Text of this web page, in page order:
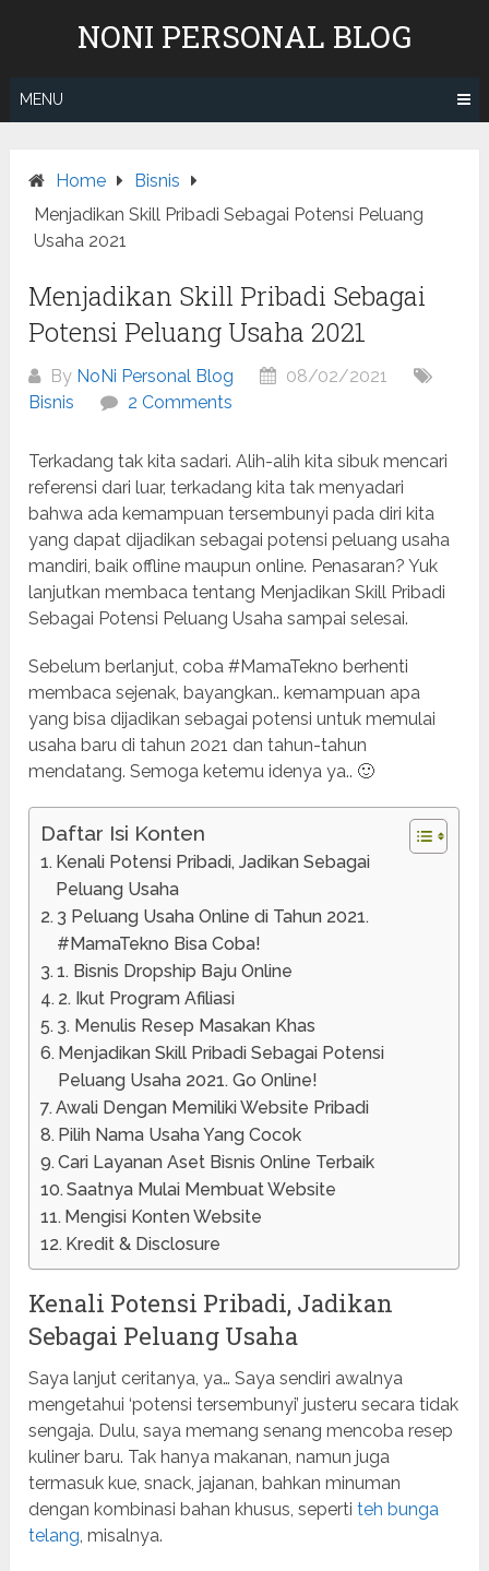
NONI PERSONAL BLOG
MENU
Home
Bisnis
Menjadikan Skill Pribadi Sebagai Potensi Peluang
Usaha 2021
Menjadikan Skill Pribadi Sebagai
Potensi Peluang Usaha 2021
By NoNi Personal Blog
08/02/2021
Bisnis
2 Comments
Terkadang tak kita sadari. Alih-alih kita sibuk mencari
referensi dari luar, terkadang kita tak menyadari
bahwa ada kemampuan tersembunyi pada diri kita
yang dapat dijadikan sebagai potensi peluang usaha
mandiri, baik offline maupun online. Penasaran? Yuk
lanjutkan membaca tentang Menjadikan Skill Pribadi
Sebagai Potensi Peluang Usaha sampai selesai.
Sebelum berlanjut, coba #MamaTekno berhenti
membaca sejenak, bayangkan.. kemampuan apa
yang bisa dijadikan sebagai potensi untuk memulai
usaha baru di tahun 2021 dan tahun-tahun
mendatang. Semoga ketemu idenya ya.. 🙂
Daftar Isi Konten
Kenali Potensi Pribadi, Jadikan Sebagai
Peluang Usaha
3 Peluang Usaha Online di Tahun 2021.
#MamaTekno Bisa Coba!
1. Bisnis Dropship Baju Online
2. Ikut Program Afiliasi
3. Menulis Resep Masakan Khas
Menjadikan Skill Pribadi Sebagai Potensi
Peluang Usaha 2021. Go Online!
Awali Dengan Memiliki Website Pribadi
Pilih Nama Usaha Yang Cocok
Cari Layanan Aset Bisnis Online Terbaik
Saatnya Mulai Membuat Website
Mengisi Konten Website
Kredit & Disclosure
Kenali Potensi Pribadi, Jadikan
Sebagai Peluang Usaha
Saya lanjut ceritanya, ya… Saya sendiri awalnya
mengetahui ‘potensi tersembunyi’ justeru secara tidak
sengaja. Dulu, saya memang senang mencoba resep
kuliner baru. Tak hanya makanan, namun juga
termasuk kue, snack, jajanan, bahkan minuman
dengan kombinasi bahan khusus, sepertiteh bunga
telang, misalnya.